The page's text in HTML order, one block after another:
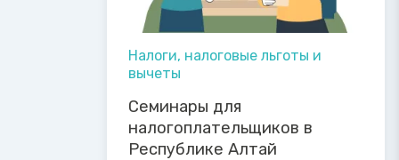
Налоги, налоговые льготы и
вычеты
Семинары для
налогоплательщиков в
Республике Алтай